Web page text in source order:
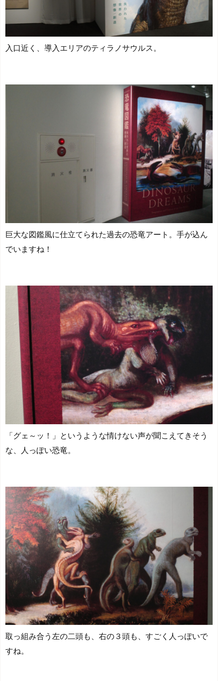
入口近く、導入エリアのティラノサウルス。
巨大な図鑑風に仕立てられた過去の恐竜アート。手が込ん
でいますね！
「グェ～ッ！」というような情けない声が聞こえてきそう
な、人っぽい恐竜。
取っ組み合う左の二頭も、右の３頭も、すごく人っぽいで
すね。